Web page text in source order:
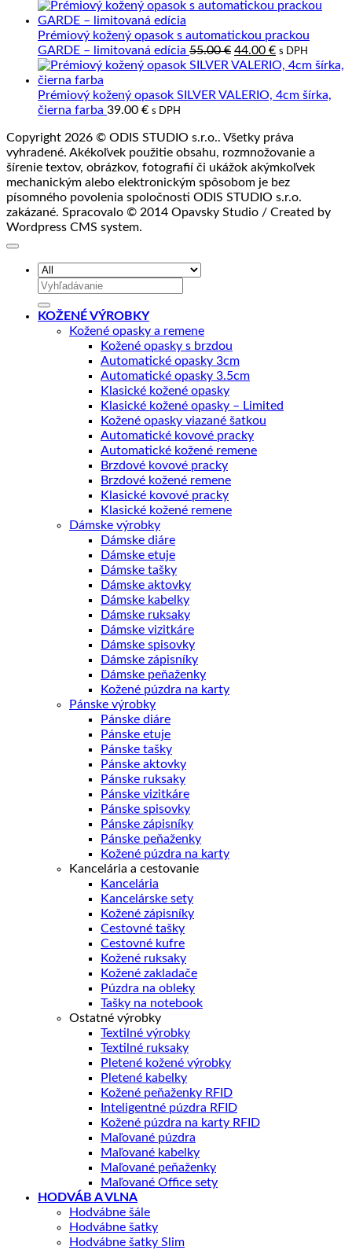
prírodná
a
jej
spracovanie
Prémiový kožený opasok s automatickou prackou
GARDE – limitovaná edícia 55.00€ Pôvodná
cena
55.00 €.
44.00 €Aktuálna
cena
44.00 €.
s DPH
Prémiový kožený opasok SILVER VALERIO, 4cm šírka,
čierna farba 39.00 € s DPH
Copyright 2026 © ODIS STUDIO s.r.o.. Všetky práva
vyhradené. Akékoľvek použitie obsahu, rozmnožovanie a
šírenie textov, obrázkov, fotografií či ukážok akýmkoľvek
mechanickým alebo elektronickým spôsobom je bez
písomného povolenia spoločnosti ODIS STUDIO s.r.o.
zakázané. Spracovalo © 2014 Opavsky Studio / Created by
Wordpress CMS system.
Hľadať:
KOŽENÉ VÝROBKY
Kožené opasky a remene
Kožené opasky s brzdou
Automatické opasky 3cm
Automatické opasky 3.5cm
Klasické kožené opasky
Klasické kožené opasky – Limited
Kožené opasky viazané šatkou
Automatické kovové pracky
Automatické kožené remene
Brzdové kovové pracky
Brzdové kožené remene
Klasické kovové pracky
Klasické kožené remene
Dámske výrobky
Dámske diáre
Dámske etuje
Dámske tašky
Dámske aktovky
Dámske kabelky
Dámske ruksaky
Dámske vizitkáre
Dámske spisovky
Dámske zápisníky
Dámske peňaženky
Kožené púzdra na karty
Pánske výrobky
Pánske diáre
Pánske etuje
Pánske tašky
Pánske aktovky
Pánske ruksaky
Pánske vizitkáre
Pánske spisovky
Pánske zápisníky
Pánske peňaženky
Kožené púzdra na karty
Kancelária a cestovanie
Kancelária
Kancelárske sety
Kožené zápisníky
Cestovné tašky
Cestovné kufre
Kožené ruksaky
Kožené zakladače
Púzdra na obleky
Tašky na notebook
Ostatné výrobky
Textilné výrobky
Textilné ruksaky
Pletené kožené výrobky
Pletené kabelky
Kožené peňaženky RFID
Inteligentné púzdra RFID
Kožené púzdra na karty RFID
Maľované púzdra
Maľované kabelky
Maľované peňaženky
Maľované Office sety
HODVÁB A VLNA
Hodvábne šále
Hodvábne šatky
Hodvábne šatky Slim